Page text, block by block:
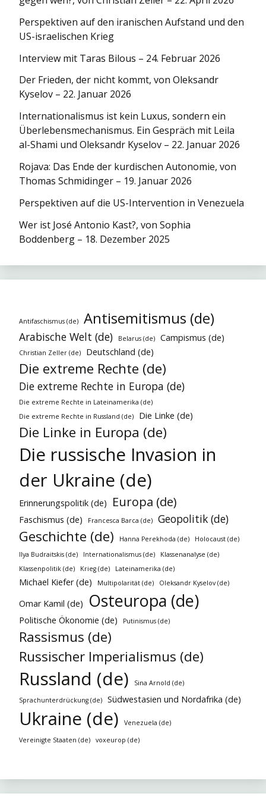
Perspektiven auf den iranischen Aufstand und den
US-israelischen Krieg
Interview mit Taras Bilous – 24. Februar 2026
Der Frieden, der nicht kommt, von Oleksandr
Kyselov – 22. Januar 2026
Internationa­lismus ist kein Luxus, sondern ein
Überlebens­mechanismus. Ein Gespräch mit Leila
al-Shami und Oleksandr Kyselov – 22. Januar 2026
Rojava: Das Ende der kurdischen Autonomie, von
Thomas Schmidinger – 19. Januar 2026
Perspektiven auf die US-Intervention in Venezuela
Wer ist José Antonio Kast?, von Sophia
Boddenberg – 18. Dezember 2025
Antifaschismus (de) Antisemitismus (de)
Arabische Welt (de) Belarus (de) Campismus (de)
Christian Zeller (de) Deutschland (de)
Die extreme Rechte (de)
Die extreme Rechte in Europa (de)
Die extreme Rechte in Lateinamerika (de)
Die extreme Rechte in Russland (de)
Die Linke (de)
Die Linke in Europa (de)
Die russische Invasion in
der Ukraine (de)
Erinnerungspolitik (de) Europa (de)
Faschismus (de) Francesca Barca (de) Geopolitik (de)
Geschichte (de) Hanna Perekhoda (de)
Holocaust (de)
Ilya Budraitskis (de)
Internationalismus (de)
Klassenanalyse (de)
Klassenpolitik (de)
Krieg (de) Lateinamerika (de)
Michael Kiefer (de) Multipolarität (de) Oleksandr Kyselov (de)
Omar Kamil (de) Osteuropa (de)
Politische Ökonomie (de) Putinismus (de)
Rassismus (de)
Russischer Imperialismus (de)
Russland (de) Sina Arnold (de)
Sprachunterdrückung (de) Südwestasien und Nordafrika (de)
Ukraine (de) Venezuela (de)
Vereinigte Staaten (de) voxeurop (de)